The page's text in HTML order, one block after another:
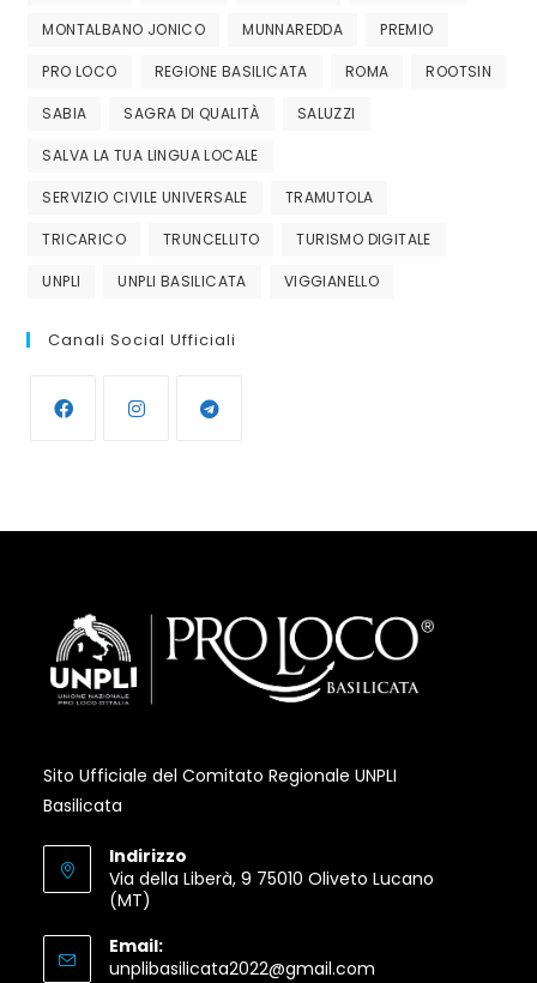
MONTALBANO JONICO MUNNAREDDA PREMIO
PRO LOCO REGIONE BASILICATA ROMA ROOTSIN
SABIA SAGRA DI QUALITÀ SALUZZI
SALVA LA TUA LINGUA LOCALE
SERVIZIO CIVILE UNIVERSALE TRAMUTOLA
TRICARICO TRUNCELLITO TURISMO DIGITALE
UNPLI UNPLI BASILICATA VIGGIANELLO
Canali Social Ufficiali
Sito Ufficiale del Comitato Regionale UNPLI
Basilicata
Indirizzo
Via della Liberà, 9 75010 Oliveto Lucano
(MT)
Email:
unplibasilicata2022@gmail.comOpens